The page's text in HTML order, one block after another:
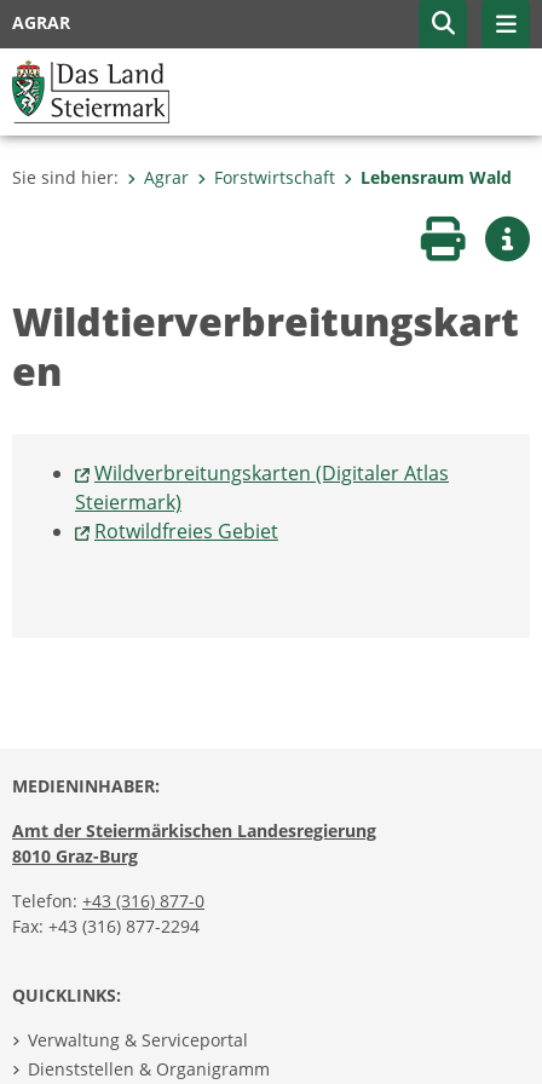
AGRAR
Sie sind hier: Agrar Forstwirtschaft Lebensraum Wald
Seite
Wildtierverbreitungskart
en
Wildverbreitungskarten (Digitaler Atlas
Steiermark)
Rotwildfreies Gebiet
MEDIENINHABER:
Amt der Steiermärkischen Landesregierung
8010 Graz-Burg
Telefon: +43 (316) 877-0
Fax: +43 (316) 877-2294
QUICKLINKS:
Verwaltung & Serviceportal
Dienststellen & Organigramm